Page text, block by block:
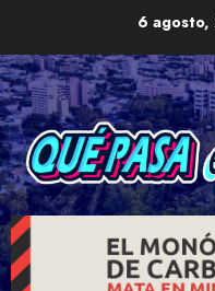
content
6 agosto,